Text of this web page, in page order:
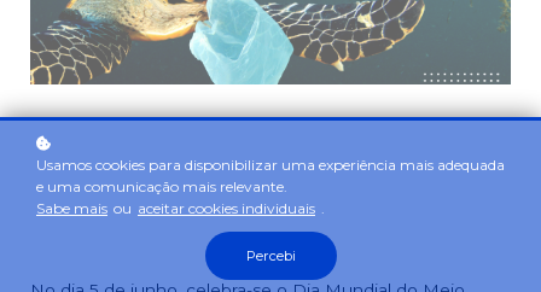
Usamos cookies para disponibilizar uma experiência mais adequada
e uma comunicação mais relevante.
Sabe mais ou aceitar cookies individuais .
Percebi